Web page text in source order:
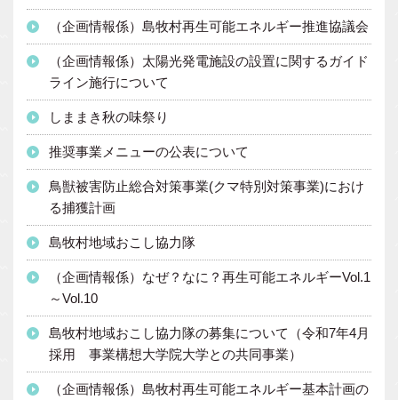
（企画情報係）島牧村再生可能エネルギー推進協議会
（企画情報係）太陽光発電施設の設置に関するガイド
ライン施行について
しままき秋の味祭り
推奨事業メニューの公表について
鳥獣被害防止総合対策事業(クマ特別対策事業)におけ
る捕獲計画
島牧村地域おこし協力隊
（企画情報係）なぜ？なに？再生可能エネルギーVol.1
～Vol.10
島牧村地域おこし協力隊の募集について（令和7年4月
採用 事業構想大学院大学との共同事業）
（企画情報係）島牧村再生可能エネルギー基本計画の